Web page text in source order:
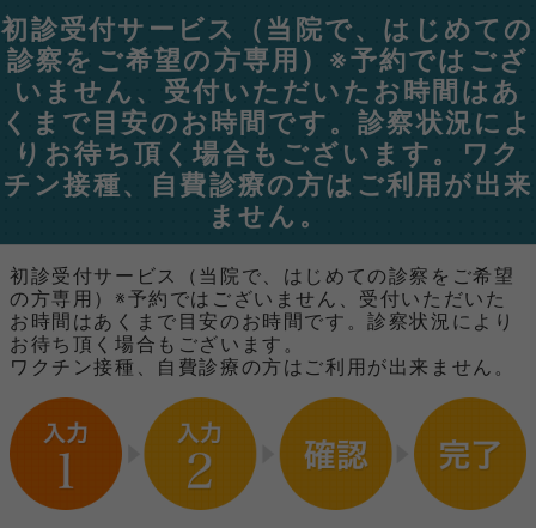
初診受付サービス（当院で、はじめての
診察をご希望の方専用）※予約ではござ
いません、受付いただいたお時間はあ
くまで目安のお時間です。診察状況によ
りお待ち頂く場合もございます。ワク
チン接種、自費診療の方はご利用が出来
ません。
初診受付サービス（当院で、はじめての診察をご希望
の方専用）※予約ではございません、受付いただいた
お時間はあくまで目安のお時間です。診察状況により
お待ち頂く場合もございます。
ワクチン接種、自費診療の方はご利用が出来ません。